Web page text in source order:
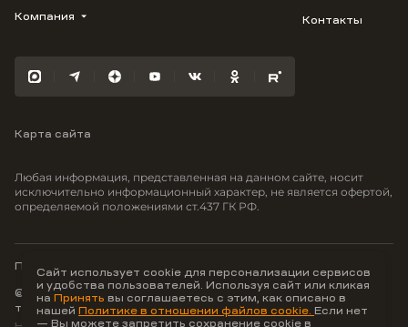
Флора
Южане
Моретта
Вместе
Студию
3-комнатную
Трейд-ин
100% оплата
Компания
Карьера
Контакты
Карта сайта
Любая информация, представленная на данном сайте, носит
исключительно информационный характер, не является офертой,
определяемой положениями ст.437 ГК РФ.
© ООО Неоагентство, ИНН 9703176621,
тел.:+7 800 707-87-38
Политика конфиденциальности
Сайт использует cookie для персонализации сервисов
и удобства пользователей. Используя сайт или кликая
на Принять вы соглашаетесь с этим, как описано в
нашей Политике в отношении файлов cookie. Если нет
— Вы можете запретить сохранение cookie в